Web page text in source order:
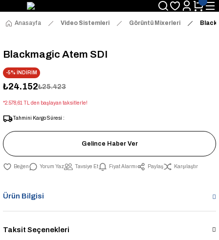
Anasayfa Video Sistemleri Görüntü Mixerleri
Blackmagic Atem SDI
-5% İNDİRİM
₺24.152₺25.423
*2.578,61 TL den başlayan taksitlerle!
Tahmini Kargo Süresi :
Gelince Haber Ver
Yorum Yaz Tavsiye Et Fiyat Alarmı Paylaş Karşılaştır
Ürün Bilgisi
Taksit Seçenekleri